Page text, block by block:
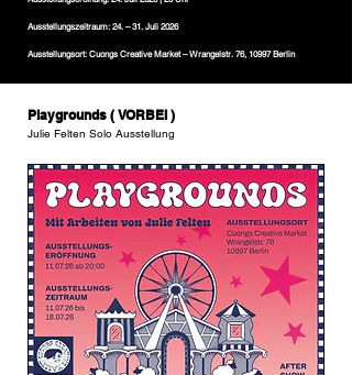
Ausstellungszeitraum: 24. – 31. Juli 2026
Ausstellungsort: Cuongs Creative Market – Wrangelstr. 76, 10997 Berlin
Playgrounds ( VORBEI )
Julie Felten Solo Ausstellung